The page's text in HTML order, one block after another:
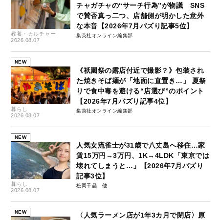
教養・カルチャー
2026.08.07
チャガチャの“サーチ行為”が物議 SNS
で賛否真っ二つ、店舗側が明かした意外
な本音【2026年7月バズり記事5位】
集英社オンライン編集部
NEW
暮らし
2026.08.07
《祇園祭の露店付近で撮影？》包装され
た焼きそば麺が「地面に直置き…」 夏祭
りで食中毒を避ける“店選び”のポイント
【2026年7月バズり記事4位】
集英社オンライン編集部
NEW
暮らし
2026.08.07
人気女流雀士が31歳で八丈島へ移住…家
賃15万円→3万円、1K→4LDK「東京では
壊れてしまうと…」【2026年7月バズり
記事3位】
松岡千晶
NEW
〈人気ラーメン店が1年3カ月で閉店〉原